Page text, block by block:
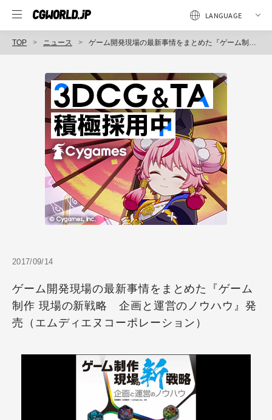
TOP ニュース ゲーム開発現場の最新事情をまとめた『ゲーム制作 現場の新戦略 企画と運営のノウハウ』発売（エムディエヌコーポレーション）
2017/09/14
ゲーム開発現場の最新事情をまとめた『ゲーム
制作 現場の新戦略 企画と運営のノウハウ』発
売（エムディエヌコーポレーション）